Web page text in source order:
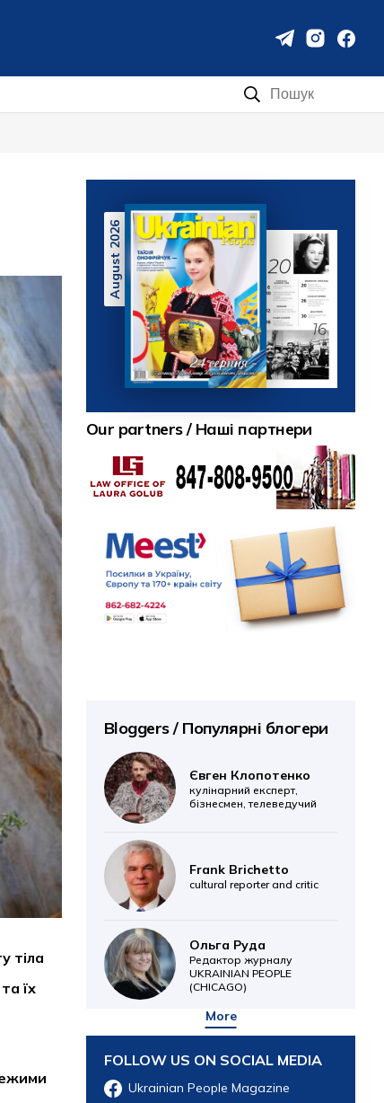
тіла
їх
August 2026
Our partners / Наші партнери
Bloggers / Популярні блогери
Євген Клопотенко
кулінарний експерт,
бізнесмен, телеведучий
Frank Brichetto
cultural reporter and critic
Ольга Руда
Редактор журналу
UKRAINIAN PEOPLE
(CHICAGO)
More
FOLLOW US ON SOCIAL MEDIA
Ukrainian People Magazine